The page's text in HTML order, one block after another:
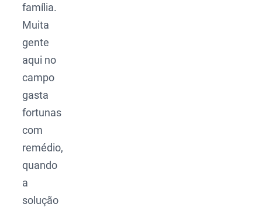
família.
Muita
gente
aqui no
campo
gasta
fortunas
com
remédio,
quando
a
solução